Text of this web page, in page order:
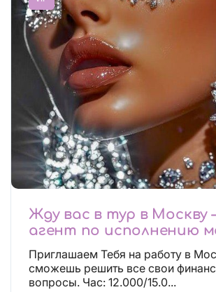
Жду вас в тур в
агент по исполнению
Приглашаем Тебя на работу в
сможешь решить все свои
вопросы. Час: 12.000/15.0...